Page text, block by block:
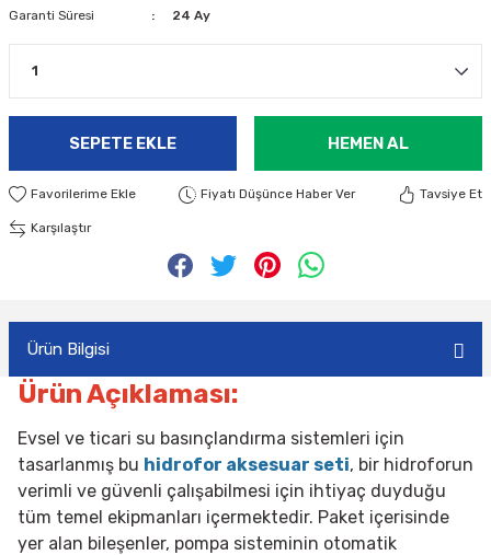
Garanti Süresi
24 Ay
SEPETE EKLE HEMEN AL
Fiyatı Düşünce Haber Ver Tavsiye Et
Karşılaştır
Ürün Bilgisi
Ürün Açıklaması:
Evsel ve ticari su basınçlandırma sistemleri için
tasarlanmış bu hidrofor aksesuar seti, bir hidroforun
verimli ve güvenli çalışabilmesi için ihtiyaç duyduğu
tüm temel ekipmanları içermektedir. Paket içerisinde
yer alan bileşenler, pompa sisteminin otomatik